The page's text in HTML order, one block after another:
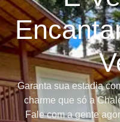
Garanta sua estadia
charme que só a
Fale com a gente